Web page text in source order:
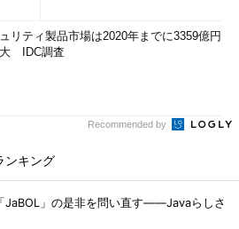
リティ製品市場は2020年までに3359億円
IDC調査
Recommended by
ンキング
JaBOL」の是非を問い直す――Javaらしさ